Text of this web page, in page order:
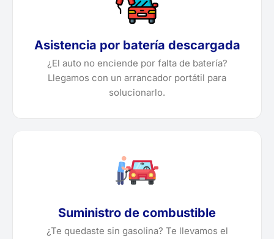
Asistencia por batería descargada
¿El auto no enciende por falta de batería?
Llegamos con un arrancador portátil para
solucionarlo.
Suministro de combustible
¿Te quedaste sin gasolina? Te llevamos el